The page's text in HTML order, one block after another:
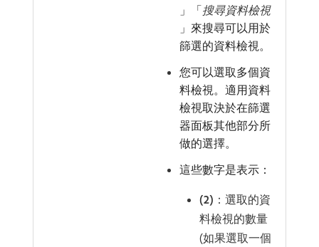
」「搜尋資料檢視
」來搜尋可以用於
篩選的資料檢視。
您可以選取多個資
料檢視。適用資料
檢視取決於在篩選
器面板其他部分所
做的選擇。
這些數字是表示：
(2) ：選取的資
料檢視的數量
(如果選取一個